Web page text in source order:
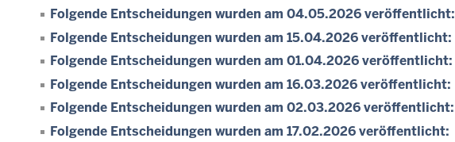
Folgende Entscheidungen wurden am 04.05.2026 veröffentlicht:
Folgende Entscheidungen wurden am 15.04.2026 veröffentlicht:
Folgende Entscheidungen wurden am 01.04.2026 veröffentlicht:
Folgende Entscheidungen wurden am 16.03.2026 veröffentlicht:
Folgende Entscheidungen wurden am 02.03.2026 veröffentlicht:
Folgende Entscheidungen wurden am 17.02.2026 veröffentlicht: